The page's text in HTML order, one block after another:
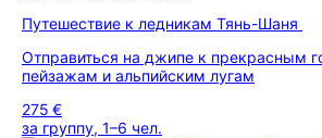
Путешествие к ледникам Тянь-Шаня
Отправиться на джипе к прекрасным
пейзажам и альпийским лугам
275 €
за группу, 1–6 чел.